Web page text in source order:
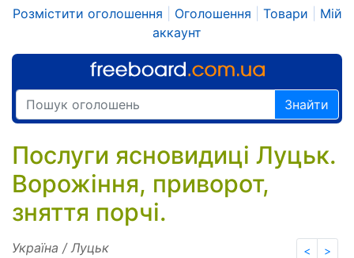
Розмістити оголошення Оголошення Товари
Мій
аккаунт
Знайти
Послуги ясновидиці Луцьк.
Ворожіння, приворот,
зняття порчі.
< >
Україна / Луцьк